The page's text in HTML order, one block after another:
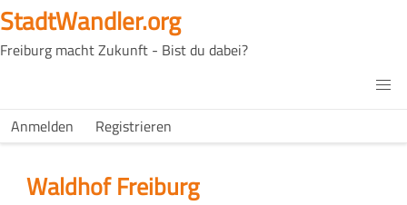
Direkt
zum
Inhalt
StadtWandler.org
Freiburg macht Zukunft - Bist du dabei?
Main
H4C
USER
Anmelden Registrieren
Waldhof Freiburg